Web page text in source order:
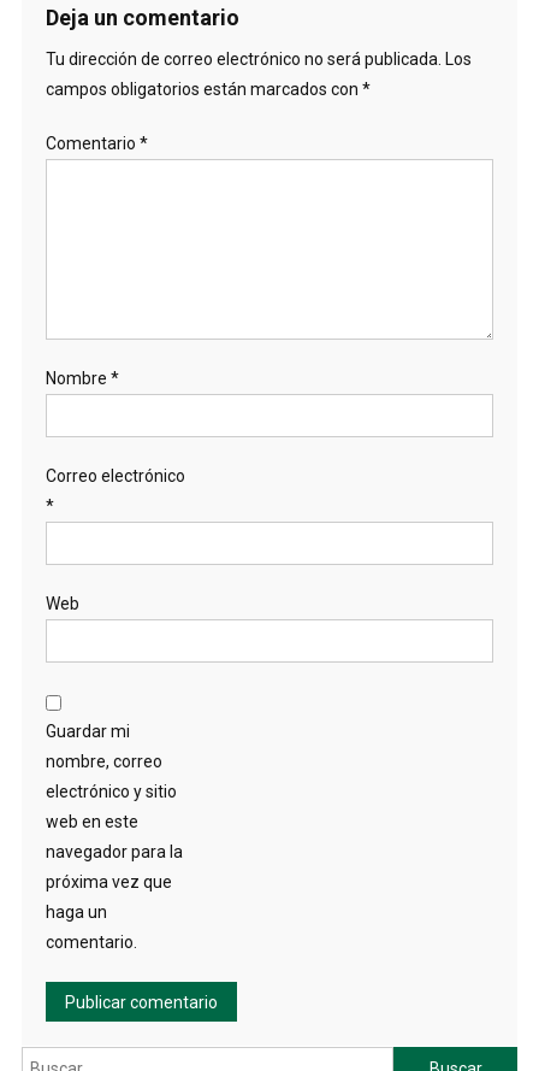
Deja un comentario
Tu dirección de correo electrónico no será publicada. Los
campos obligatorios están marcados con *
Comentario *
Nombre *
Correo electrónico
*
Web
Guardar mi
nombre, correo
electrónico y sitio
web en este
navegador para la
próxima vez que
haga un
comentario.
Buscar: